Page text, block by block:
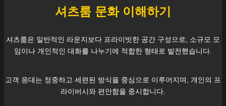
셔츠룸 문화 이해하기
셔츠룸은 일반적인 라운지보다 프라이빗한 공간 구성으로, 소규모 모
임이나 개인적인 대화를 나누기에 적합한 형태로 발전했습니다.
고객 응대는 정중하고 세련된 방식을 중심으로 이루어지며, 개인의 프
라이버시와 편안함을 중시합니다.